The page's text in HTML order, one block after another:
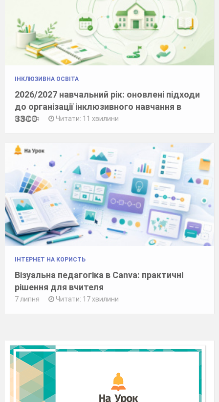
ІНКЛЮЗИВНА ОСВІТА
2026/2027 навчальний рік: оновлені підходи
до організації інклюзивного навчання в
ЗЗСО
8 липня Читати: 11 хвилини
ІНТЕРНЕТ НА КОРИСТЬ
Візуальна педагогіка в Canva: практичні
рішення для вчителя
7 липня Читати: 17 хвилини